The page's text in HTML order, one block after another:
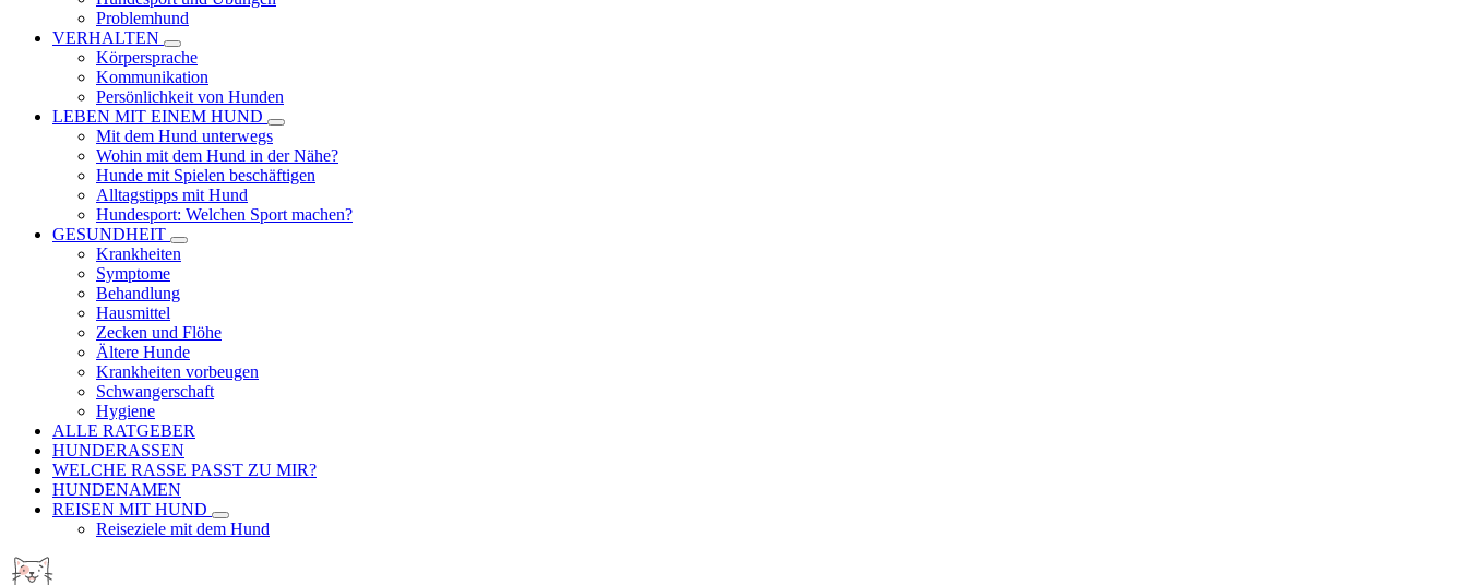
Problemhund
VERHALTEN
Körpersprache
Kommunikation
Persönlichkeit von Hunden
LEBEN MIT EINEM HUND
Mit dem Hund unterwegs
Wohin mit dem Hund in der Nähe?
Hunde mit Spielen beschäftigen
Alltagstipps mit Hund
Hundesport: Welchen Sport machen?
GESUNDHEIT
Krankheiten
Symptome
Behandlung
Hausmittel
Zecken und Flöhe
Ältere Hunde
Krankheiten vorbeugen
Schwangerschaft
Hygiene
ALLE RATGEBER
HUNDERASSEN
WELCHE RASSE PASST ZU MIR?
HUNDENAMEN
REISEN MIT HUND
Reiseziele mit dem Hund